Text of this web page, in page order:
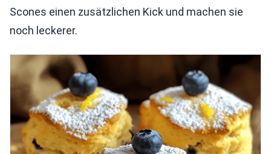
Scones einen zusätzlichen Kick und machen sie
noch leckerer.